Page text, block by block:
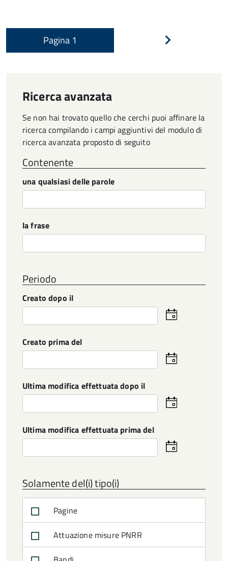
Pagina 1
Ricerca avanzata
Se non hai trovato quello che cerchi puoi affinare la
ricerca compilando i campi aggiuntivi del modulo di
ricerca avanzata proposto di seguito
Contenente
una qualsiasi delle parole
la frase
Periodo
Creato dopo il
Seleziona
la
Creato prima del
Seleziona
la
Ultima modifica effettuata dopo il
Seleziona
la
Ultima modifica effettuata prima del
Seleziona
la
Solamente del(i) tipo(i)
Pagine
Attuazione misure PNRR